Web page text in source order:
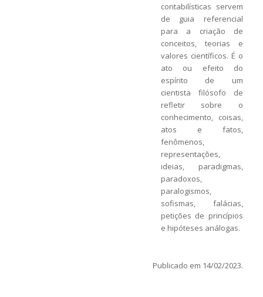
contabilísticas servem
de guia referencial
para a criação de
conceitos, teorias e
valores científicos. É o
ato ou efeito do
espírito de um
cientista filósofo de
refletir sobre o
conhecimento, coisas,
atos e fatos,
fenômenos,
representações,
ideias, paradigmas,
paradoxos,
paralogismos,
sofismas, falácias,
petições de princípios
e hipóteses análogas.
Publicado em 14/02/2023.